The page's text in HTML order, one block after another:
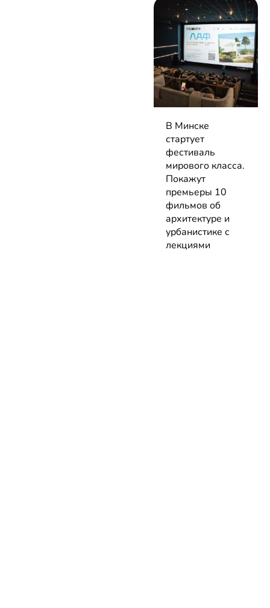
В Минске
стартует
фестиваль
мирового класса.
Покажут
премьеры 10
фильмов об
архитектуре и
урбанистике с
лекциями